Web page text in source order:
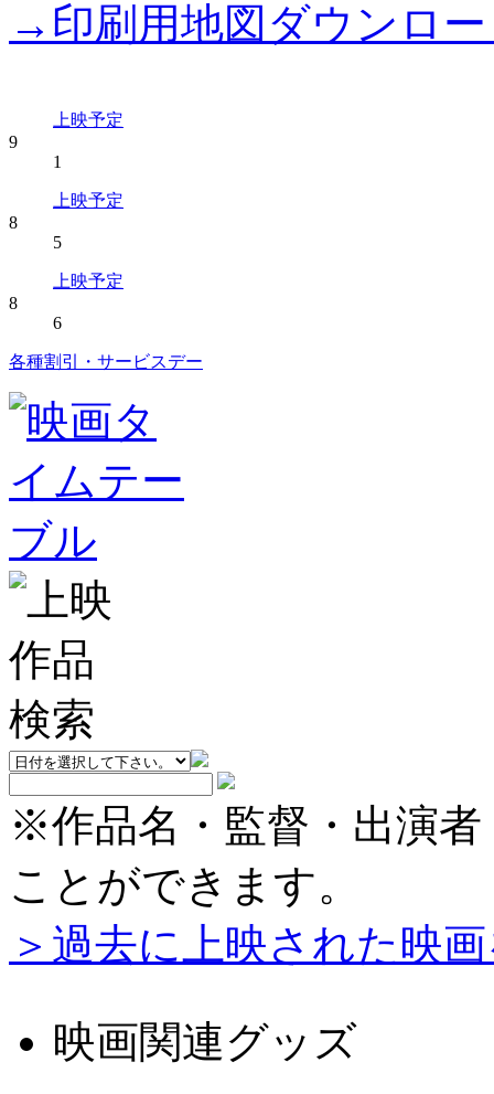
→印刷用地図ダウンロ
上映予定
9
1
上映予定
8
5
上映予定
8
6
各種割引・サービスデー
※作品名・監督・出演
ことができます。
＞過去に上映された映
映画関連グッズ